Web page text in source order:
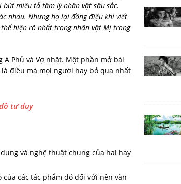
miêu tả tâm lý nhân vật sâu sắc.
nhau. Nhưng họ lại đồng điệu khi viết
hiện rõ nhất trong nhân vật Mị trong
Phủ và Vợ nhặt. Một phần mở bài
điều mà mọi người hay bỏ qua nhất
tư duy
và nghệ thuật chung của hai hay
các tác phẩm đó đối với nền văn